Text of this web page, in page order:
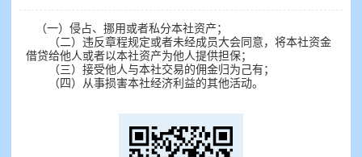
（一）侵占、挪用或者私分本社资产；
（二）违反章程规定或者未经成员大会同意，将本社资金
借贷给他人或者以本社资产为他人提供担保；
（三）接受他人与本社交易的佣金归为己有；
（四）从事损害本社经济利益的其他活动。